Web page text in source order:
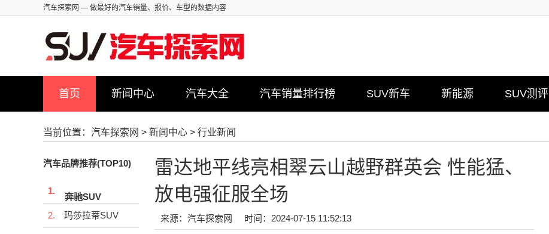
汽车探索网 — 做最好的汽车销量、报价、车型的数据内容
首页 新闻中心 汽车大全 汽车销量排行榜 SUV新车 新能源 SUV测评
当前位置： 汽车探索网 > 新闻中心 > 行业新闻
汽车品牌推荐(TOP10)
1.
奔驰SUV
2.
玛莎拉蒂SUV
雷达地平线亮相翠云山越野群英会 性能猛、
放电强征服全场
来源：汽车探索网 时间：2024-07-15 11:52:13